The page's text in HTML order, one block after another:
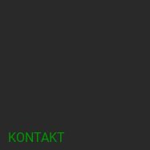
KONTAKT